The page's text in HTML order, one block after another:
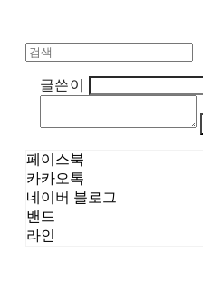
글쓴이
페이스북
카카오톡
네이버 블로그
밴드
라인